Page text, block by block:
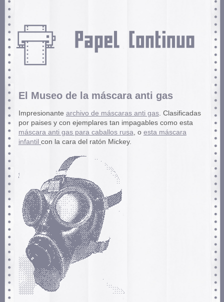
El Museo de la máscara anti gas
Impresionante archivo de máscaras anti gas. Clasificadas
por paises y con ejemplares tan impagables como esta
máscara anti gas para caballos rusa , o esta máscara
infantil con la cara del ratón Mickey.